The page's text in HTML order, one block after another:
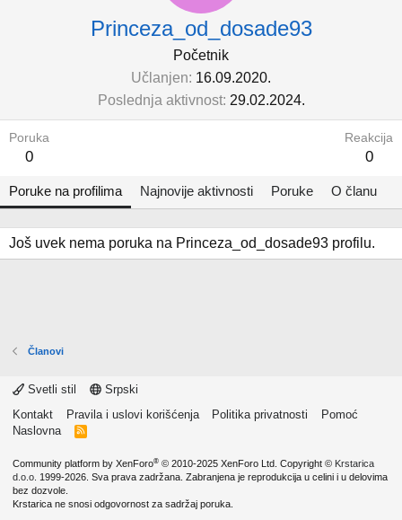
Princeza_od_dosade93
Početnik
Učlanjen 16.09.2020.
Poslednja aktivnost 29.02.2024.
Poruka
0
Reakcija
0
Poruke na profilima Najnovije aktivnosti Poruke O članu
Još uvek nema poruka na Princeza_od_dosade93 profilu.
Članovi
Svetli stil
Srpski
Kontakt
Pravila i uslovi korišćenja Politika privatnosti
Pomoć
Naslovna
R
Community platform by XenForo® © 2010-2025 XenForo Ltd. Copyright © Krstarica
d.o.o. 1999-2026. Sva prava zadržana. Zabranjena je reprodukcija u celini i u delovima
bez dozvole.
Krstarica ne snosi odgovornost za sadržaj poruka.